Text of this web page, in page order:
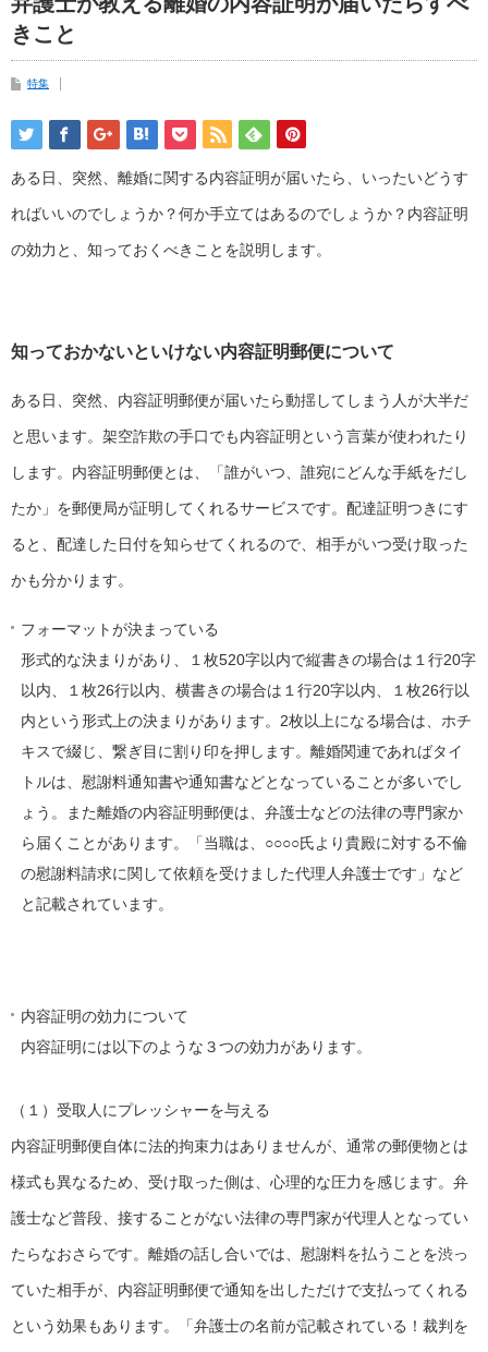
きこと
特集
ある日、突然、離婚に関する内容証明が届いたら、いったいどうす
ればいいのでしょうか？何か手立てはあるのでしょうか？内容証明
の効力と、知っておくべきことを説明します。
知っておかないといけない内容証明郵便について
ある日、突然、内容証明郵便が届いたら動揺してしまう人が大半だ
と思います。架空詐欺の手口でも内容証明という言葉が使われたり
します。内容証明郵便とは、「誰がいつ、誰宛にどんな手紙をだし
たか」を郵便局が証明してくれるサービスです。配達証明つきにす
ると、配達した日付を知らせてくれるので、相手がいつ受け取った
かも分かります。
フォーマットが決まっている
形式的な決まりがあり、１枚520字以内で縦書きの場合は１行20字
以内、１枚26行以内、横書きの場合は１行20字以内、１枚26行以
内という形式上の決まりがあります。2枚以上になる場合は、ホチ
キスで綴じ、繋ぎ目に割り印を押します。離婚関連であればタイ
トルは、慰謝料通知書や通知書などとなっていることが多いでし
ょう。また離婚の内容証明郵便は、弁護士などの法律の専門家か
ら届くことがあります。「当職は、○○○○氏より貴殿に対する不倫
の慰謝料請求に関して依頼を受けました代理人弁護士です」など
と記載されています。
内容証明の効力について
内容証明には以下のような３つの効力があります。
（１）受取人にプレッシャーを与える
内容証明郵便自体に法的拘束力はありませんが、通常の郵便物とは
様式も異なるため、受け取った側は、心理的な圧力を感じます。弁
護士など普段、接することがない法律の専門家が代理人となってい
たらなおさらです。離婚の話し合いでは、慰謝料を払うことを渋っ
ていた相手が、内容証明郵便で通知を出しただけで支払ってくれる
という効果もあります。「弁護士の名前が記載されている！裁判を